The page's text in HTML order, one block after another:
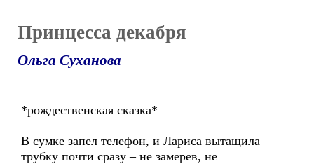
Принцесса декабря
Ольга Суханова
*рождественская сказка*
В сумке запел телефон, и Лариса вытащила
трубку почти сразу – не замерев, не